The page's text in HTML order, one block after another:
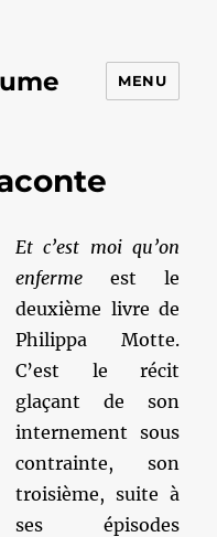
MENU
Et c’est moi qu’on
enferme est le
deuxième livre de
Philippa Motte.
C’est le récit
glaçant de son
internement sous
contrainte, son
troisième, suite à
ses épisodes